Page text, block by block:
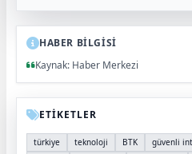
HABER BİLGİSİ
Kaynak: Haber Merkezi
ETİKETLER
türkiye teknoloji BTK güvenli